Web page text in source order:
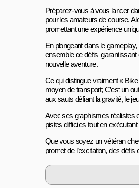
Préparez-vous à vous lancer
pour les amateurs de course.
promettant une expérience
En plongeant dans le
ensemble de défis, garantissant
nouvelle aventure.
Ce qui distingue vraiment «
moyen de transport; C’est un
aux sauts défiant la gravité, le
Avec ses graphismes réalistes
pistes difficiles tout en
Que vous soyez un vétéran
promet de l’excitation, des